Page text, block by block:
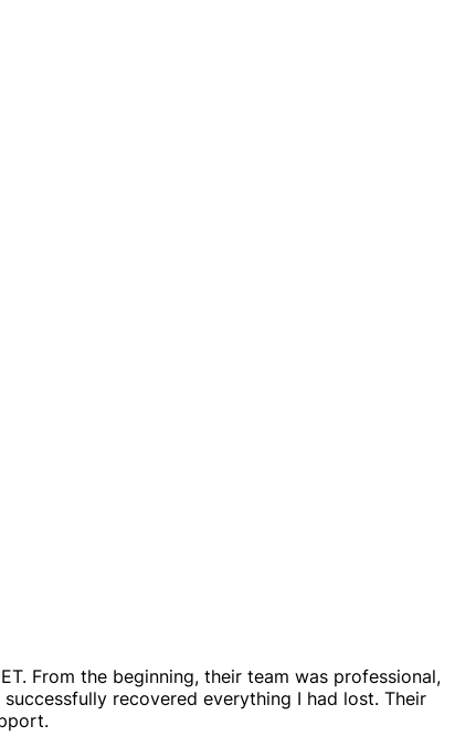
From the beginning, their team was professional,
recovered everything I had lost. Their